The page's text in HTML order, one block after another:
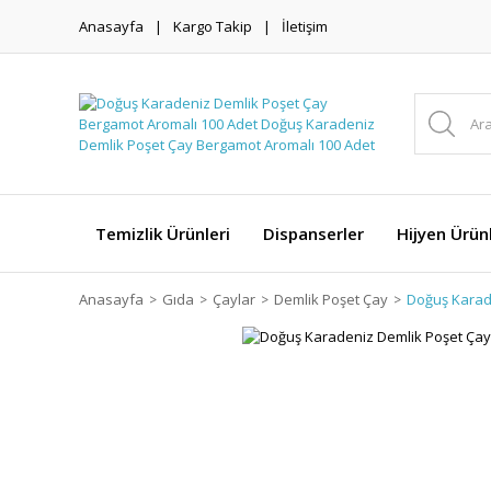
Anasayfa Kargo Takip İletişim
Temizlik Ürünleri Dispanserler Hijyen
Anasayfa Gıda Çaylar Demlik Poşet Çay Doğuş